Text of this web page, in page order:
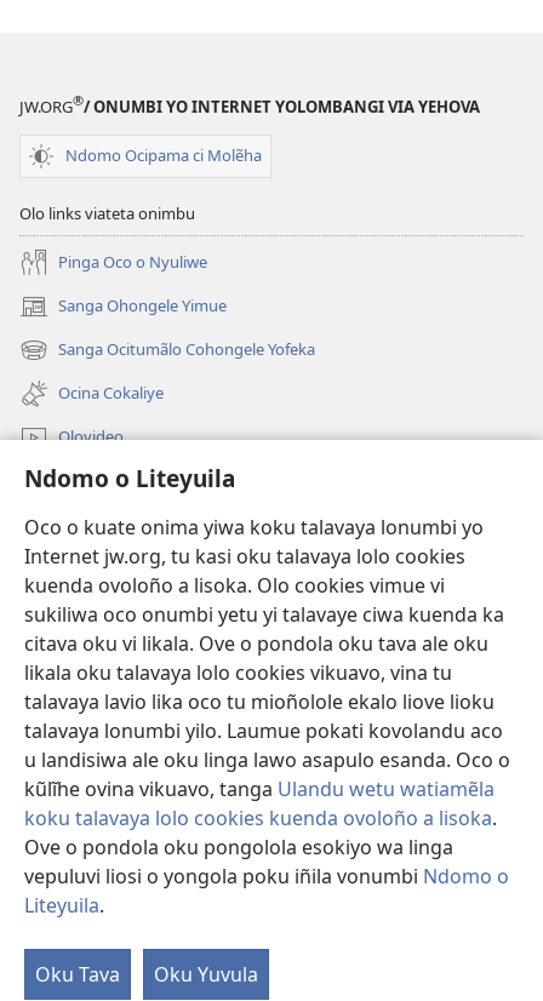
Ndomo o Liteyuila
Oco o kuate onima yiwa koku talavaya lonumbi yo
Internet jw.org, tu kasi oku talavaya lolo cookies
kuenda ovoloño a lisoka. Olo cookies vimue vi
sukiliwa oco onumbi yetu yi talavaye ciwa kuenda ka
citava oku vi likala. Ove o pondola oku tava ale oku
likala oku talavaya lolo cookies vikuavo, vina tu
talavaya lavio lika oco tu mioñolole ekalo liove lioku
talavaya lonumbi yilo. Laumue pokati kovolandu aco
u landisiwa ale oku linga lawo asapulo esanda. Oco o
kũlĩhe ovina vikuavo, tanga Ulandu wetu watiamẽla
koku talavaya lolo cookies kuenda ovoloño a lisoka.
Ove o pondola oku pongolola esokiyo wa linga
vepuluvi liosi o yongola poku iñila vonumbi Ndomo o
Liteyuila.
Oku Tava Oku Yuvula
JW.ORG®/ ONUMBI YO INTERNET YOLOMBANGI VIA YEHOVA
Ndomo Ocipama ci Molẽha
Olo links viateta onimbu
Pinga Oco o Nyuliwe
Sanga Ohongele Yimue
(yikula
onjanela
yokaliye)
Sanga Ocitumãlo Cohongele Yofeka
(yikula
onjanela
yokaliye)
Ocina Cokaliye
Olovideo
Videos with Audio Descriptions
Sandiliya
Ekuatiso
Olombanjaile
(yikula
onjanela
yokaliye)OCISELEKO CALIVULU VO INTERNET Colombangi Via
Yehova™
(yikula
onjanela
yokaliye)JW Hub
(yikula
onjanela
yokaliye)
OJW Library
LITEYUILA